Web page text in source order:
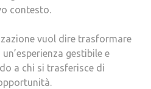
contesto.
vuol dire trasformare
gestibile e
a chi si trasferisce di